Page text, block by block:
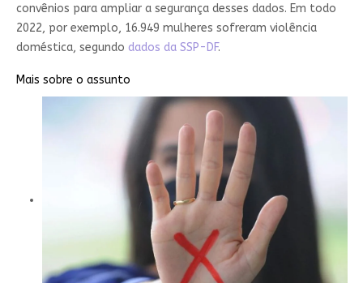
convênios para ampliar a segurança desses dados. Em todo
2022, por exemplo, 16.949 mulheres sofreram violência
doméstica, segundo dados da SSP-DF.
Mais sobre o assunto